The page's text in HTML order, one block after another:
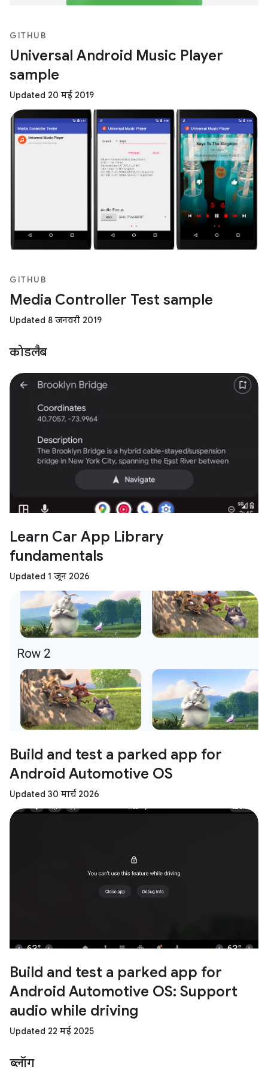
GITHUB
Universal Android Music Player
sample
Updated 20 मई 2019
GITHUB
Media Controller Test sample
Updated 8 जनवरी 2019
कोडलैब
Learn Car App Library
fundamentals
Updated 1 जून 2026
Build and test a parked app for
Android Automotive OS
Updated 30 मार्च 2026
Build and test a parked app for
Android Automotive OS: Support
audio while driving
Updated 22 मई 2025
ब्लॉग